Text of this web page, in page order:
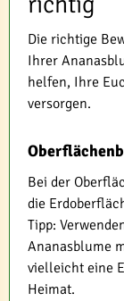
Die richtige
Ihrer
helfen, Ihre
versorgen.
Bei der
die
Tipp:
Ananasblume
vielleicht eine
Heimat.